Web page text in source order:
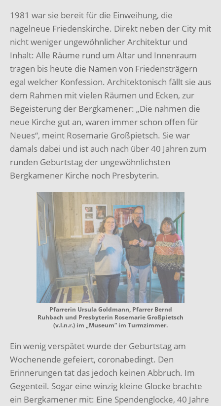
1981 war sie bereit für die Einweihung, die
nagelneue Friedenskirche. Direkt neben der City mit
nicht weniger ungewöhnlicher Architektur und
Inhalt: Alle Räume rund um Altar und Innenraum
tragen bis heute die Namen von Friedensträgern
egal welcher Konfession. Architektonisch fällt sie aus
dem Rahmen mit vielen Räumen und Ecken, zur
Begeisterung der Bergkamener: „Die nahmen die
neue Kirche gut an, waren immer schon offen für
Neues“, meint Rosemarie Großpietsch. Sie war
damals dabei und ist auch nach über 40 Jahren zum
runden Geburtstag der ungewöhnlichsten
Bergkamener Kirche noch Presbyterin.
Pfarrerin Ursula Goldmann, Pfarrer Bernd
Ruhbach und Presbyterin Rosemarie Großpietsch
(v.l.n.r.) im „Museum“ im Turmzimmer.
Ein wenig verspätet wurde der Geburtstag am
Wochenende gefeiert, coronabedingt. Den
Erinnerungen tat das jedoch keinen Abbruch. Im
Gegenteil. Sogar eine winzig kleine Glocke brachte
ein Bergkamener mit: Eine Spendenglocke, 40 Jahre